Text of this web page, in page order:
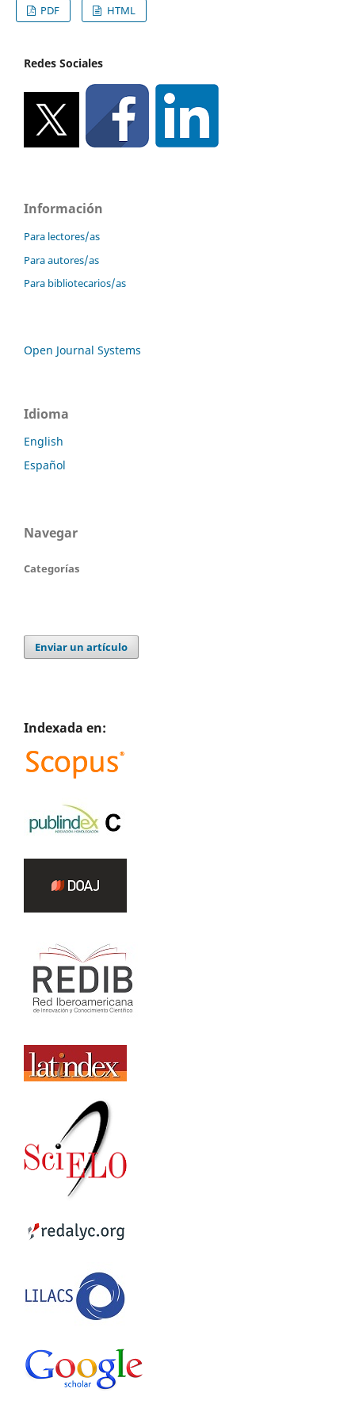
PDF HTML
Redes Sociales
Información
Para lectores/as
Para autores/as
Para bibliotecarios/as
Open Journal Systems
Idioma
English
Español
Navegar
Categorías
Enviar un artículo
Indexada en: